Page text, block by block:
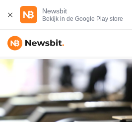
Newsbit
Bekijk in de Google Play store